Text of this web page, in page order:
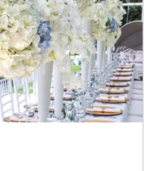
Baby Zwillinge